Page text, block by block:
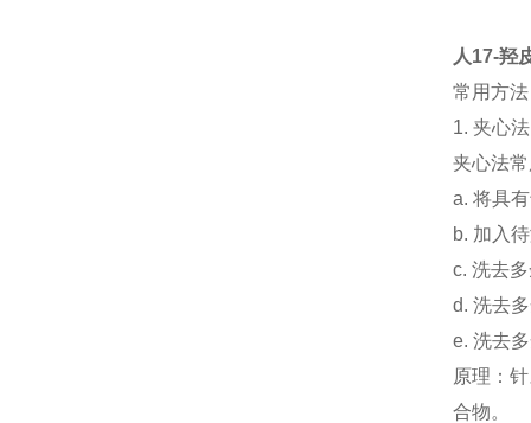
人17-羟
常用方
1. 夹心
夹心法
a. 将具
b. 加入
c. 洗去
d. 洗去
e. 洗去
原理：
合物。